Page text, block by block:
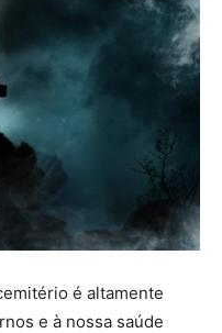
é altamente
e à nossa saúde